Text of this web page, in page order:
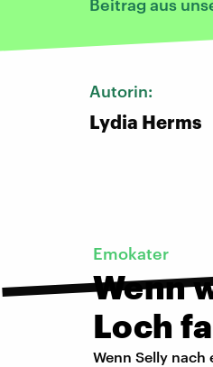
Beitrag aus
Autorin:
Lydia Herms
Emokater
Wenn
Loch
Wenn Selly